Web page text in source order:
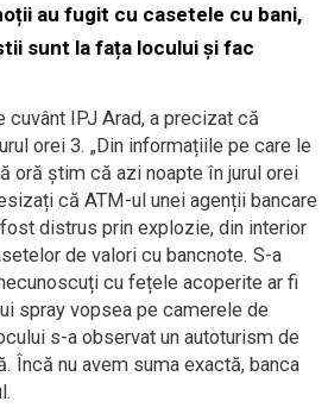
au fugit cu casetele cu bani,
sunt la fața locului și fac
cuvânt IPJ Arad, a precizat că
orei 3. „Din informațiile pe care le
oră știm că azi noapte în jurul orei
că ATM-ul unei agenții bancare
distrus prin explozie, din interior
de valori cu bancnote. S-a
cu fețele acoperite ar fi
spray vopsea pe camerele de
s-a observat un autoturism de
Încă nu avem suma exactă, banca